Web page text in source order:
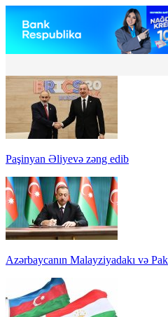
Paşinyan Əliyevə zəng edib
Azərbaycanın Malayziyadakı və